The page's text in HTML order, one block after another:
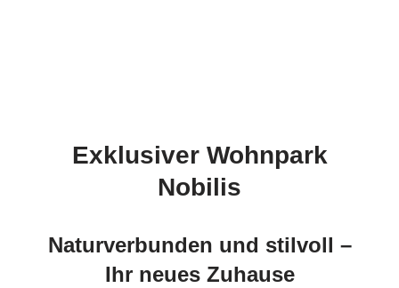
Exklusiver Wohnpark
Nobilis
Naturverbunden und stilvoll –
Ihr neues Zuhause